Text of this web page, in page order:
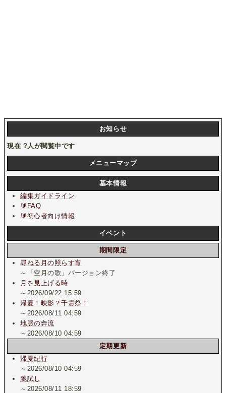
お知らせ
現在 ?人が閲覧中です
メニューマップ
基本情報
編集ガイドライン
🔰FAQ
🔰初心者向け情報
イベント
期間限定
尋ねる月の照らす宵
～「空月の歌」バージョン終了
月を見上げる時
～2026/09/22 15:59
帰夏！映影？千霊祭！
～2026/08/11 04:59
地脈の奔流
～2026/08/10 04:59
定期更新
帰夏紀行
～2026/08/10 04:59
腕試し
～2026/08/11 18:59